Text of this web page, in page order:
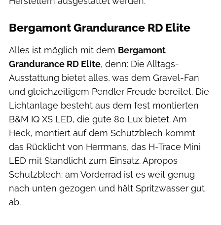
Bergamont Grandurance RD Elite
Alles ist möglich mit dem Bergamont
Grandurance RD Elite, denn: Die Alltags-
Ausstattung bietet alles, was dem Gravel-Fan
und gleichzeitigem Pendler Freude bereitet. Die
Lichtanlage besteht aus dem fest montierten
B&M IQ XS LED, die gute 80 Lux bietet. Am
Heck, montiert auf dem Schutzblech kommt
das Rücklicht von Herrmans, das H-Trace Mini
LED mit Standlicht zum Einsatz. Apropos
Schutzblech: am Vorderrad ist es weit genug
nach unten gezogen und hält Spritzwasser gut
ab.